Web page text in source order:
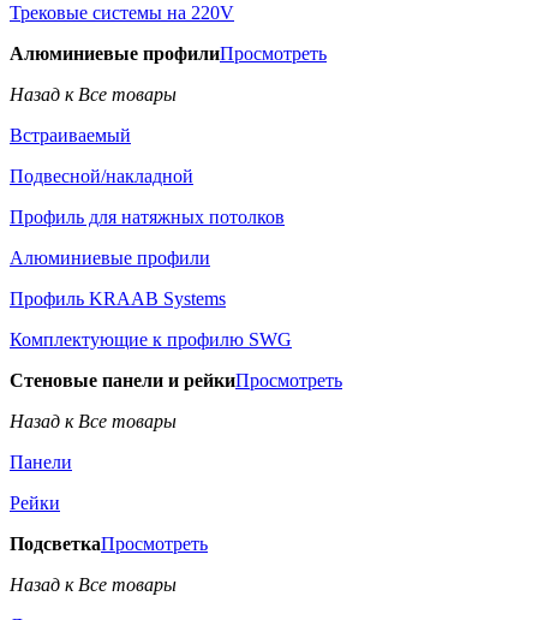
Трековые системы на 220V
Алюминиевые профилиПросмотреть
Назад к Все товары
Встраиваемый
Подвесной/накладной
Профиль для натяжных потолков
Алюминиевые профили
Профиль KRAAB Systems
Комплектующие к профилю SWG
Стеновые панели и рейкиПросмотреть
Назад к Все товары
Панели
Рейки
ПодсветкаПросмотреть
Назад к Все товары